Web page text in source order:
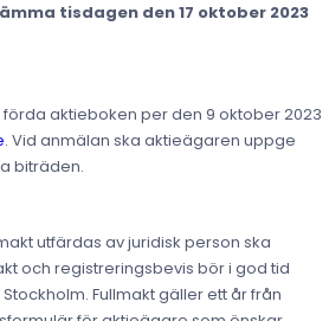
tisdagen den 17 oktober 2023
aktieboken per den 9 oktober 2023
. Vid anmälan ska aktieägaren uppge
biträden.
utfärdas av juridisk person ska
och registreringsbevis bör i god tid
Fullmakt gäller ett år från